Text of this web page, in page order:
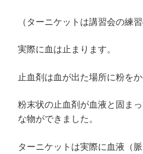
（ターニケットは講習会の練習
実際に血は止まります。
止血剤は血が出た場所に粉をか
粉末状の止血剤が血液と固ま
な物ができました。
ターニケットは実際に血液（